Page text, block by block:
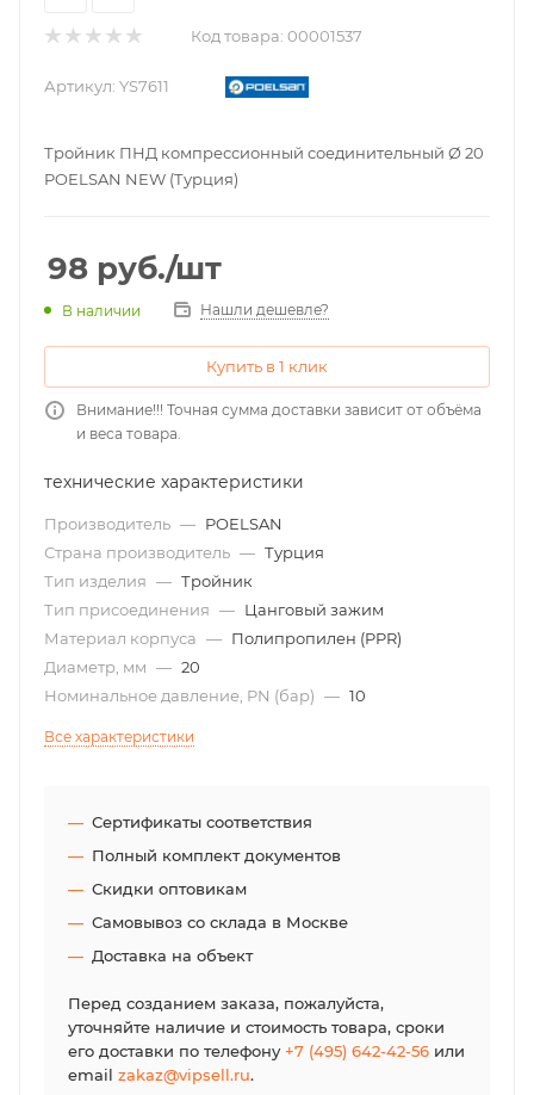
Код товара: 00001537
Артикул: YS7611
Тройник ПНД компрессионный соединительный Ø 20
POELSAN NEW (Турция)
98 руб./шт
В наличии Нашли дешевле?
Купить в 1 клик
Внимание!!! Точная сумма доставки зависит от объёма
и веса товара.
технические характеристики
Производитель — POELSAN
Страна производитель — Турция
Тип изделия — Тройник
Тип присоединения — Цанговый зажим
Материал корпуса — Полипропилен (PPR)
Диаметр, мм — 20
Номинальное давление, PN (бар) — 10
Все характеристики
Сертификаты соответствия
Полный комплект документов
Скидки оптовикам
Самовывоз со склада в Москве
Доставка на объект
Перед созданием заказа, пожалуйста,
уточняйте наличие и стоимость товара, сроки
его доставки по телефону+7 (495) 642-42-56 или
email zakaz@vipsell.ru.